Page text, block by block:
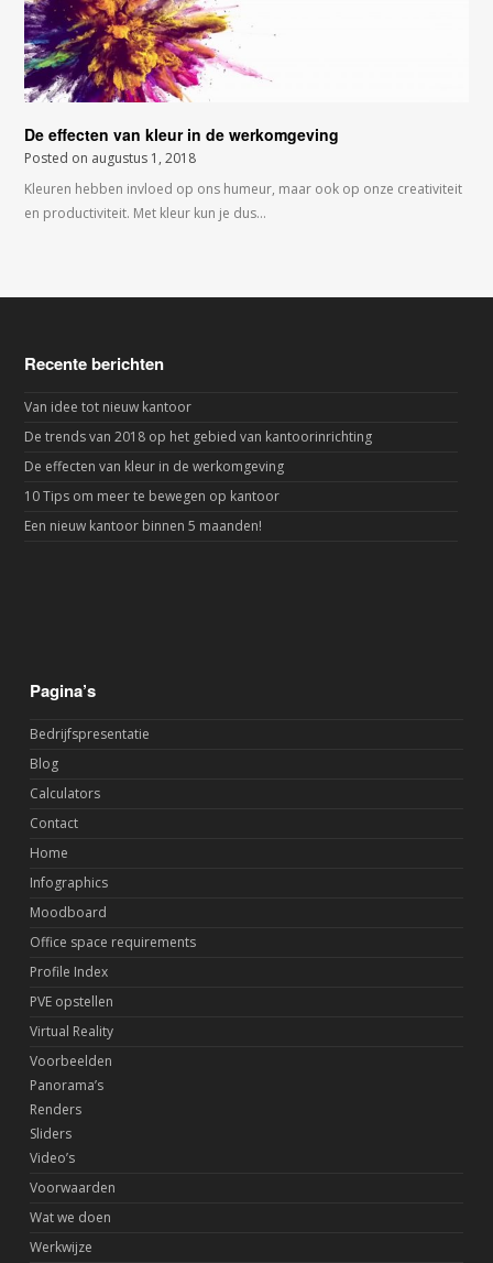
De effecten van kleur in de werkomgeving
Posted on augustus 1, 2018
Kleuren hebben invloed op ons humeur, maar ook op onze creativiteit
en productiviteit. Met kleur kun je dus…
Recente berichten
Van idee tot nieuw kantoor
De trends van 2018 op het gebied van kantoorinrichting
De effecten van kleur in de werkomgeving
10 Tips om meer te bewegen op kantoor
Een nieuw kantoor binnen 5 maanden!
Pagina’s
Bedrijfspresentatie
Blog
Calculators
Contact
Home
Infographics
Moodboard
Office space requirements
Profile Index
PVE opstellen
Virtual Reality
Voorbeelden
Panorama’s
Renders
Sliders
Video’s
Voorwaarden
Wat we doen
Werkwijze